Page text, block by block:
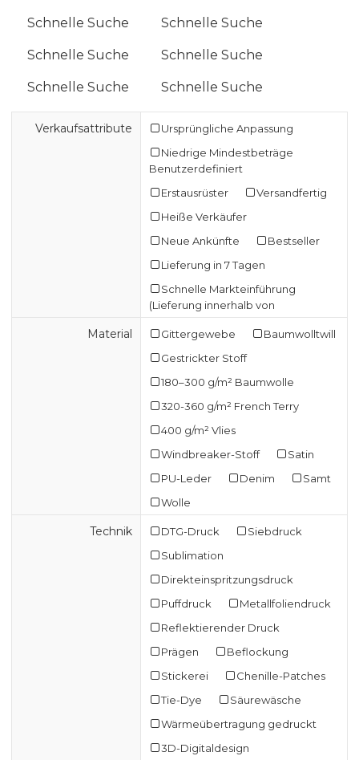
Schnelle Suche Schnelle Suche
Schnelle Suche Schnelle Suche
Schnelle Suche Schnelle Suche
Verkaufsattribute
Ursprüngliche Anpassung
Niedrige Mindestbeträge
Benutzerdefiniert
Erstausrüster
Versandfertig
Heiße Verkäufer
Neue Ankünfte
Bestseller
Lieferung in 7 Tagen
Schnelle Markteinführung
(Lieferung innerhalb von
Material Gittergewebe
Baumwolltwill
Gestrickter Stoff
180–300 g/m² Baumwolle
320-360 g/m² French Terry
400 g/m² Vlies
Windbreaker-Stoff
Satin
PU-Leder
Denim
Samt
Wolle
Technik DTG-Druck
Siebdruck
Sublimation
Direkteinspritzungsdruck
Puffdruck
Metallfoliendruck
Reflektierender Druck
Prägen
Beflockung
Stickerei
Chenille-Patches
Tie-Dye
Säurewäsche
Wärmeübertragung gedruckt
3D-Digitaldesign